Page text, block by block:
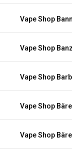
Vape Shop
Vape Shop
Vape Shop
Vape Shop
Vape Shop